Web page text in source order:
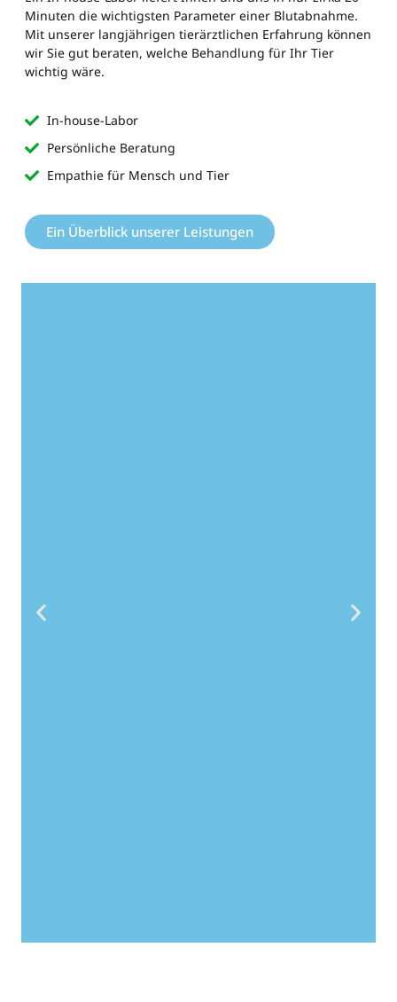
Minuten die wichtigsten Parameter einer Blutabnahme.
Mit unserer langjährigen tierärztlichen Erfahrung können
wir Sie gut beraten, welche Behandlung für Ihr Tier
wichtig wäre.
In-house-Labor
Persönliche Beratung
Empathie für Mensch und Tier
Ein Überblick unserer Leistungen